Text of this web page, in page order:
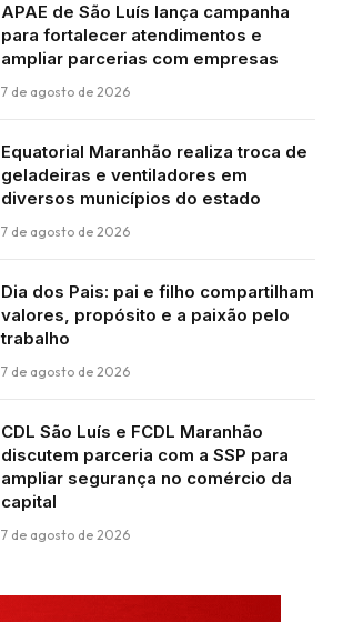
APAE de São Luís lança campanha
para fortalecer atendimentos e
ampliar parcerias com empresas
7 de agosto de 2026
Equatorial Maranhão realiza troca de
geladeiras e ventiladores em
diversos municípios do estado
7 de agosto de 2026
Dia dos Pais: pai e filho compartilham
valores, propósito e a paixão pelo
trabalho
7 de agosto de 2026
CDL São Luís e FCDL Maranhão
discutem parceria com a SSP para
ampliar segurança no comércio da
capital
7 de agosto de 2026